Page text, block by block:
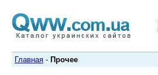
Главная - Прочее